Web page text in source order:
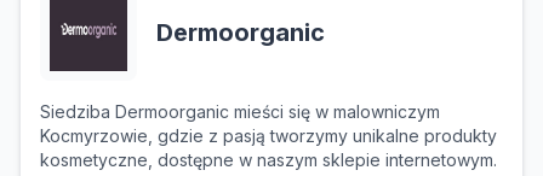
Dermoorganic
Siedziba Dermoorganic mieści się w malowniczym
Kocmyrzowie, gdzie z pasją tworzymy unikalne produkty
kosmetyczne, dostępne w naszym sklepie internetowym.